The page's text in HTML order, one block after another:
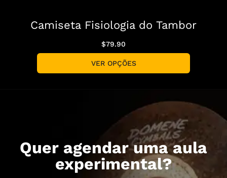
Camiseta Fisiologia do Tambor
$79.90
VER OPÇÕES
Quer agendar uma aula
experimental?